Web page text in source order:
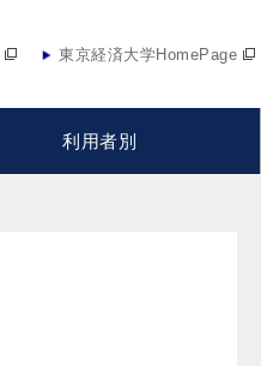
東京経済大学HomePage
利用者別